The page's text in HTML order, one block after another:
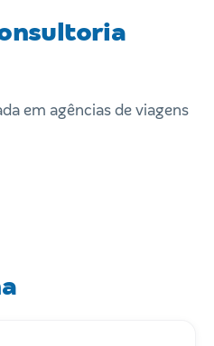
em agências de viagens